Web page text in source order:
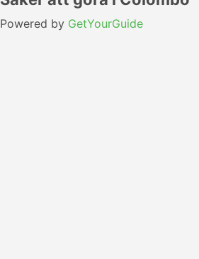
Powered by GetYourGuide